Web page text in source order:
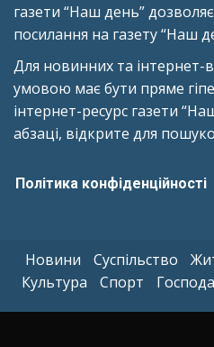
газети “Наш день”
посилання на газету “Наш
Для новинних та інтернет-
умовою має бути пряме
інтернет-ресурс газети
абзаці, відкрите для
Політика конфіденційності
Новини Суспільство
Культура
Спорт